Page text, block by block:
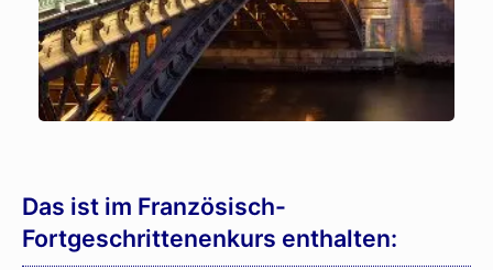
Das ist im Französisch-
Fortgeschrittenenkurs enthalten: